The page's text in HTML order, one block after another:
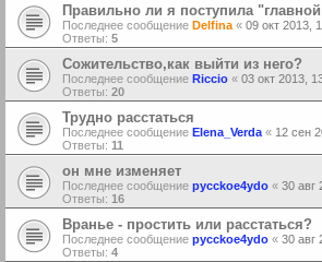
Правильно ли я поступила
Последнее сообщение Delfina « 09 окт 2013,
Ответы: 5
Сожительство,как выйти из него?
Последнее сообщение Riccio « 03 окт 2013,
Ответы: 20
Трудно расстаться
Последнее сообщение Elena_Verda « 12 сен
Ответы: 11
он мне изменяет
Последнее сообщение pycckoe4ydo « 30 авг
Ответы: 16
Вранье - простить или расстаться?
Последнее сообщение pycckoe4ydo « 30 авг
Ответы: 4